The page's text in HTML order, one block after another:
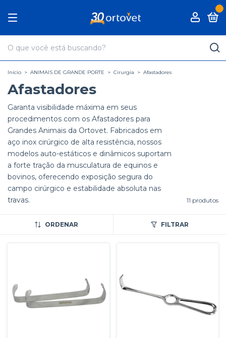
Início > ANIMAIS DE GRANDE PORTE > Cirurgia > Afastadores
Afastadores
Garanta visibilidade máxima em seus
procedimentos com os Afastadores para
Grandes Animais da Ortovet. Fabricados em
aço inox cirúrgico de alta resistência, nossos
modelos auto-estáticos e dinâmicos suportam
a forte tração da musculatura de equinos e
bovinos, oferecendo exposição segura do
campo cirúrgico e estabilidade absoluta nas
travas.
11 produtos
ORDENAR FILTRAR